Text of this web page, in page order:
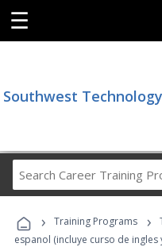
☰
Southwest
› Training Programs ›
espanol (incluye curso de ingles